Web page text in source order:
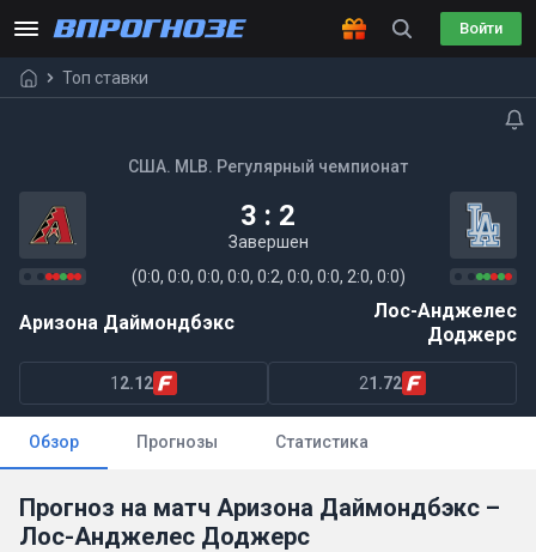
Войти
Топ ставки
США. MLB. Регулярный чемпионат
3 : 2
Завершен
(0:0, 0:0, 0:0, 0:0, 0:2, 0:0, 0:0, 2:0, 0:0)
Аризона Даймондбэкс
Лос-Анджелес
Доджерс
1 2.12 21.72
Обзор Прогнозы Статистика
Прогноз на матч Аризона Даймондбэкс –
Лос-Анджелес Доджерс